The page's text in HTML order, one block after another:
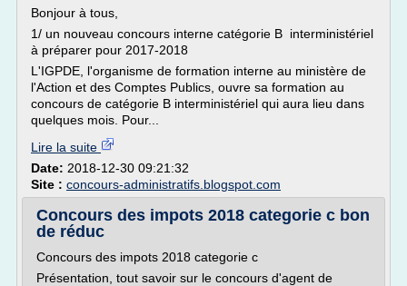
Bonjour à tous,
1/ un nouveau concours interne catégorie B interministériel
à préparer pour 2017-2018
L'IGPDE, l'organisme de formation interne au ministère de
l'Action et des Comptes Publics, ouvre sa formation au
concours de catégorie B interministériel qui aura lieu dans
quelques mois. Pour...
Lire la suite
Date: 2018-12-30 09:21:32
Site : concours-administratifs.blogspot.com
Concours des impots 2018 categorie c bon
de réduc
Concours des impots 2018 categorie c
Présentation, tout savoir sur le concours d'agent de